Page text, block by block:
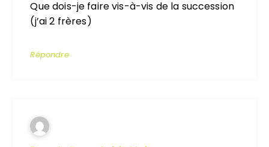
Que dois-je faire vis-à-vis de la succession
(j’ai 2 frères)
Répondre